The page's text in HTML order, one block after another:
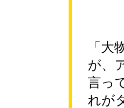
「
が、
言っ
れが